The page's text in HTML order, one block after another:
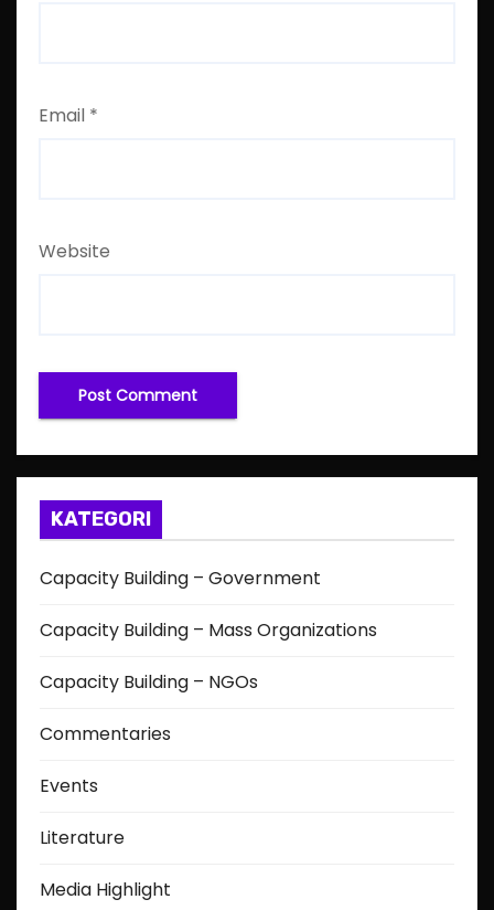
Email *
Website
KATEGORI
Capacity Building – Government
Capacity Building – Mass Organizations
Capacity Building – NGOs
Commentaries
Events
Literature
Media Highlight